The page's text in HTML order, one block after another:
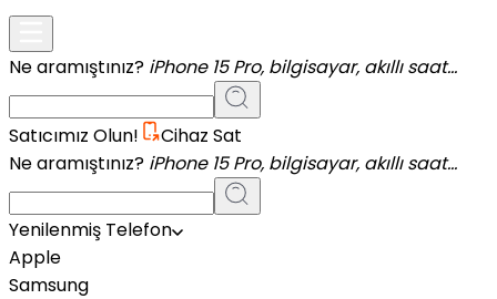
Ne aramıştınız? iPhone 15 Pro, bilgisayar, akıllı saat...
Satıcımız Olun!
Cihaz Sat
Ne aramıştınız? iPhone 15 Pro, bilgisayar, akıllı saat...
Yenilenmiş Telefon
Apple
Samsung